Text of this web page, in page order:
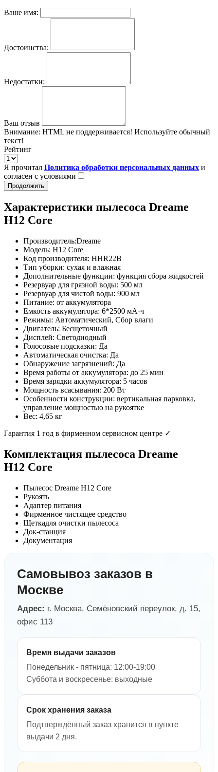
Ваше имя:
Достоинства:
Недостатки:
Ваш отзыв
Внимание: HTML не поддерживается! Используйте обычный
текст!
Рейтинг
Я прочитал Политика обработки персональных данных и
согласен с условиями
Продолжить
Характеристики пылесоса Dreame
H12 Core
Производитель:Dreame
Модель: H12 Core
Код производителя: HHR22B
Тип уборки: сухая и влажная
Дополнительные функции: функция сбора жидкостей
Резервуар для грязной воды: 500 мл
Резервуар для чистой воды: 900 мл
Питание: от аккумулятора
Емкость аккумулятора: 6*2500 мА·ч
Режимы: Автоматический, Сбор влаги
Двигатель: Бесщеточный
Дисплей: Светодиодный
Голосовые подсказки: Да
Автоматическая очистка: Да
Обнаружение загрязнений: Да
Время работы от аккумулятора: до 25 мин
Время зарядки аккумулятора: 5 часов
Мощность всасывания: 200 Вт
Особенности конструкции: вертикальная парковка,
управление мощностью на рукоятке
Вес: 4,65 кг
Гарантия 1 год в фирменном сервисном центре ✓
Комплектация пылесоса Dreame
H12 Core
Пылесос Dreame H12 Core
Рукоять
Адаптер питания
Фирменное чистящее средство
Щеткадля очистки пылесоса
Док-станция
Документация
Самовывоз заказов в
Москве
Адрес: г. Москва, Семёновский переулок, д. 15,
офис 113
Время выдачи заказов
Понедельник - пятница: 12:00-19:00
Суббота и воскресенье: выходные
Срок хранения заказа
Подтверждённый заказ хранится в пункте
выдачи 2 дня.